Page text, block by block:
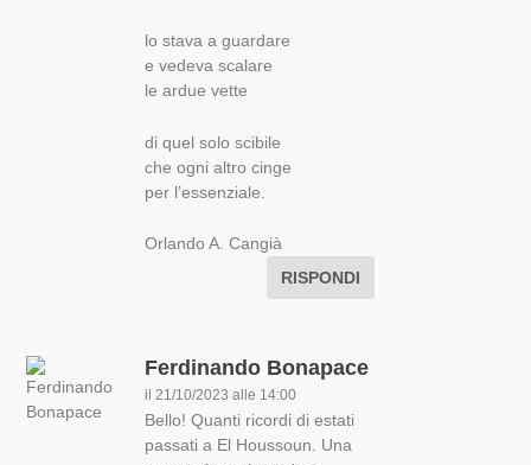
lo stava a guardare
e vedeva scalare
le ardue vette
di quel solo scibile
che ogni altro cinge
per l’essenziale.
Orlando A. Cangià
RISPONDI
Ferdinando Bonapace
il 21/10/2023 alle 14:00
Bello! Quanti ricordi di estati
passati a El Houssoun. Una